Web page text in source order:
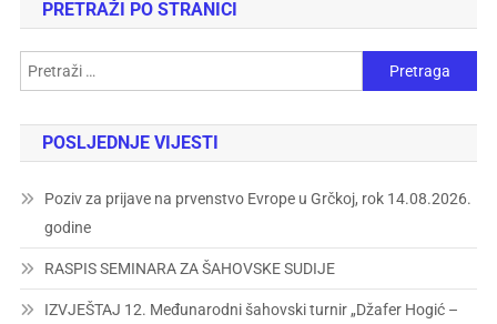
PRETRAŽI PO STRANICI
POSLJEDNJE VIJESTI
Poziv za prijave na prvenstvo Evrope u Grčkoj, rok 14.08.2026.
godine
RASPIS SEMINARA ZA ŠAHOVSKE SUDIJE
IZVJEŠTAJ 12. Međunarodni šahovski turnir „Džafer Hogić –